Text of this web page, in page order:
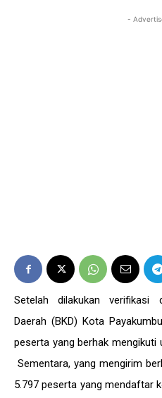
-
Setelah dilakukan verifikasi
Daerah (BKD) Kota
peserta yang berhak mengikuti
Sementara, yang mengirim
5.797 peserta yang mendaftar